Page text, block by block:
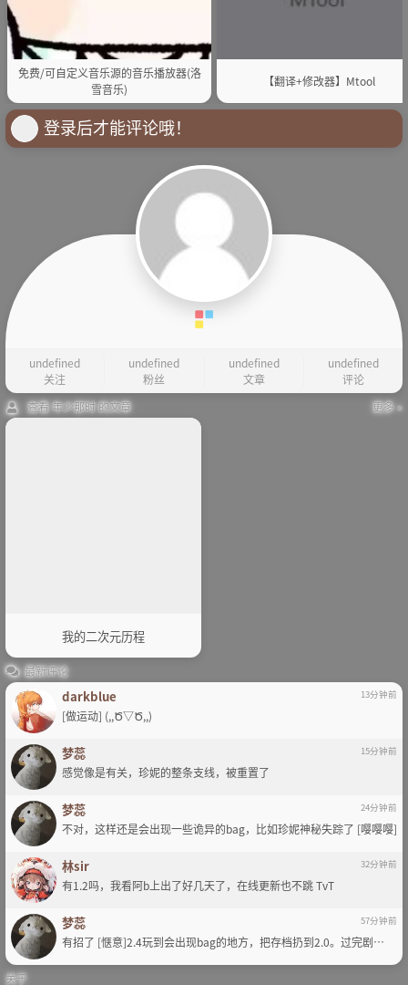
免费/可自定义音乐源的音乐播放器(洛
雪音乐)
【翻译+修改器】Mtool
登录后才能评论哦！
undefined
关注
undefined
粉丝
undefined
文章
undefined
评论
查看 年少那时 的文章
更多 »
我的二次元历程
最新评论
darkblue 13分钟前
[做运动] (,,Ծ▽Ծ,,)
梦蕊 15分钟前
感觉像是有关，珍妮的整条支线，被重置了
梦蕊 24分钟前
不对，这样还是会出现一些诡异的bag，比如珍妮神秘失踪了 [嘤嘤嘤]
林sir 32分钟前
有1.2吗，我看阿b上出了好几天了，在线更新也不跳 TvT
梦蕊 57分钟前
有招了 [惬意]2.4玩到会出现bag的地方，把存档扔到2.0。过完剧…
关于